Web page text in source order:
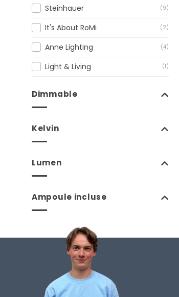
Steinhauer (9)
It's About RoMi (2)
Anne Lighting (4)
Light & Living (1)
Dimmable
Kelvin
Lumen
Ampoule incluse